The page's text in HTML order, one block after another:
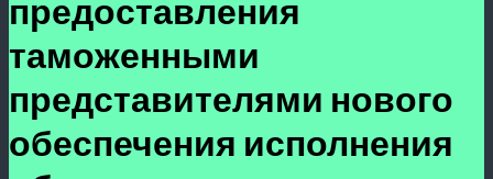
предоставления
таможенными
представителями нового
обеспечения исполнения